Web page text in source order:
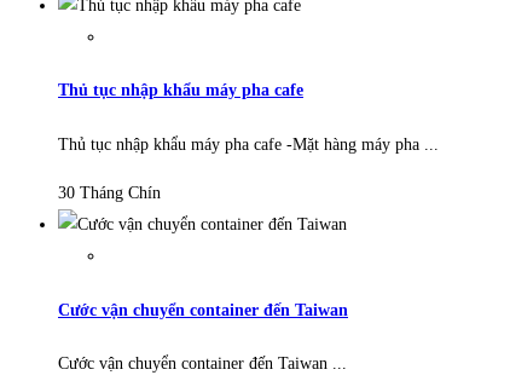
Thủ tục nhập khẩu máy pha cafe
Thủ tục nhập khẩu máy pha cafe -Mặt hàng máy pha ...
30 Tháng Chín
Cước vận chuyển container đến Taiwan
Cước vận chuyển container đến Taiwan ...